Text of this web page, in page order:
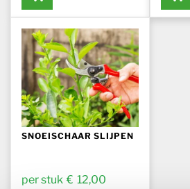
SNOEISCHAAR SLIJPEN
€ 12,00